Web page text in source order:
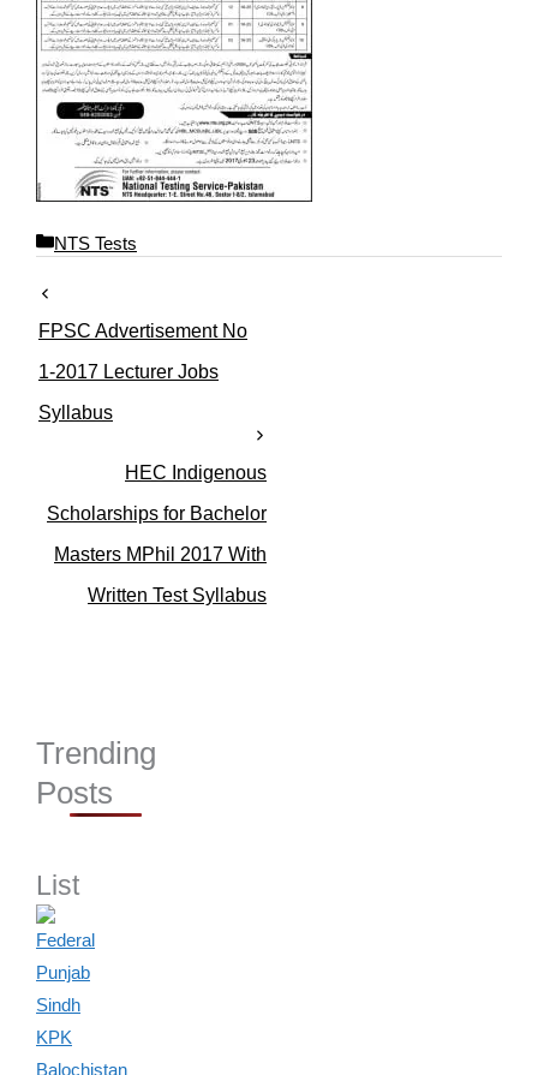
C
g
o
i
NTS Tests
FPSC Advertisement No
1-2017 Lecturer Jobs
Syllabus
HEC Indigenous
Scholarships for Bachelor
Masters MPhil 2017 With
Written Test Syllabus
Trending
Posts
List